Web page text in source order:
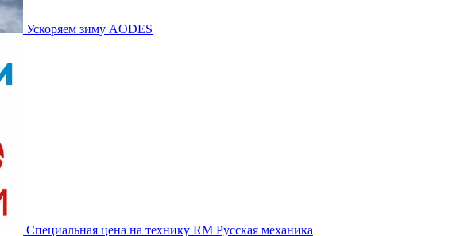
Ускоряем зиму AODES
Специальная цена на технику RM Русская механика